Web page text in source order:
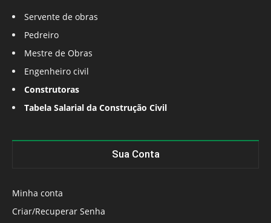
Servente de obras
Pedreiro
Mestre de Obras
Engenheiro civil
Construtoras
Tabela Salarial da Construção Civil
Sua Conta
Minha conta
Criar/Recuperar Senha